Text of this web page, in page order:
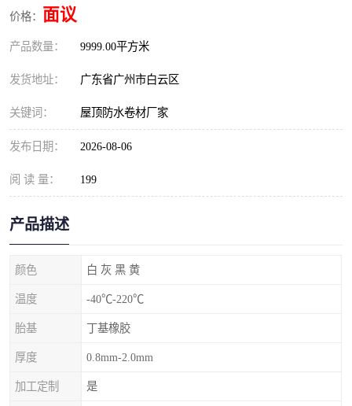
价格： 面议
产品数量： 9999.00平方米
发货地址： 广东省广州市白云区
关键词： 屋顶防水卷材厂家
发布日期： 2026-08-06
阅 读 量： 199
产品描述
颜色 白 灰 黑 黄
温度 -40℃-220℃
胎基 丁基橡胶
厚度 0.8mm-2.0mm
加工定制 是